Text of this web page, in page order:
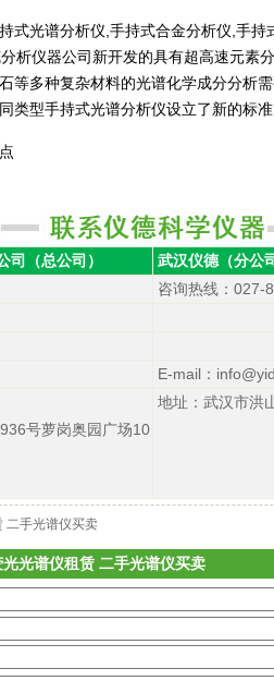
式光谱分析仪,手持式合金分析仪,手持
析仪器公司新开发的具有超高速元素
等多种复杂材料的光谱化学成分分析
类型手持式光谱分析仪设立了新的标准
司（总公司） 武汉仪德（分公
咨询热线 ：027-
E-mail：
号萝岗奥园广场10
地址：武汉市洪
二手光谱仪买卖
光谱仪租赁 二手光谱仪买卖